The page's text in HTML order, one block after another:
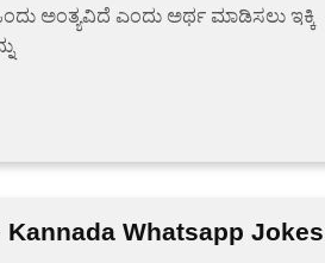
ಅಂತ್ಯವಿದೆ ಎಂದು ಅರ್ಥ ಮಾಡಿಸಲು ಇಕ್ಕಿ
Kannada Whatsapp Jokes